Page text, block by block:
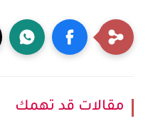
مقالات قد تهمك